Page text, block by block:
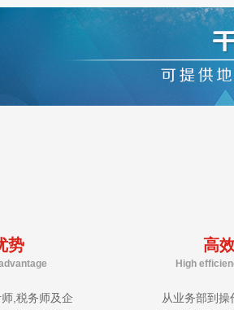
势
,税务师及企
高
High
从业务部到操